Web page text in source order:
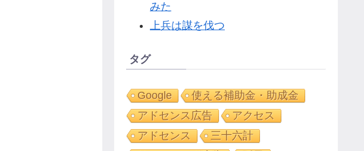
みた
上兵は謀を伐つ
タグ
Google
使える補助金・助成金
アドセンス広告
アクセス
アドセンス
三十六計